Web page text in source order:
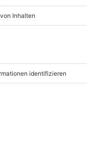
Höxter
4 Personen
919,90 CHF